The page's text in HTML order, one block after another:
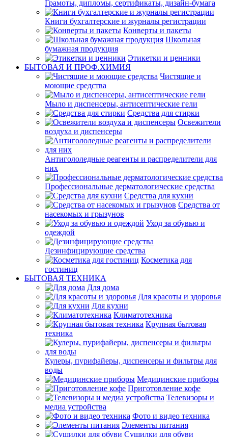
Грамоты, дипломы, сертификаты, дизайн-бумага
Книги бухгалтерские и журналы регистрации
Конверты и пакеты
Школьная
бумажная продукция
Этикетки и ценники
БЫТОВАЯ И ПРОФ.ХИМИЯ
Чистящие и
моющие средства
Мыло и диспенсеры, антисептические гели
Средства для стирки
Освежители
воздуха и диспенсеры
Антигололедные реагенты и распределители для
них
Профессиональные дерматологические средства
Средства для кухни
Средства от
насекомых и грызунов
Уход за обувью и
одеждой
Дезинфицирующие средства
Косметика для
гостиниц
БЫТОВАЯ ТЕХНИКА
Для дома
Для красоты и здоровья
Для кухни
Климатотехника
Крупная бытовая
техника
Кулеры, пурифайеры, диспенсеры и фильтры для
воды
Медицинские приборы
Приготовление кофе
Телевизоры и
медиа устройства
Фото и видео техника
Элементы питания
Сушилки для обуви